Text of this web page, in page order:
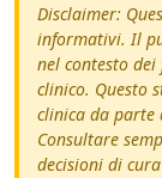
Disclaimer:
informativi. Il
nel contesto
clinico. Questo
clinica da parte
Consultare
decisioni di